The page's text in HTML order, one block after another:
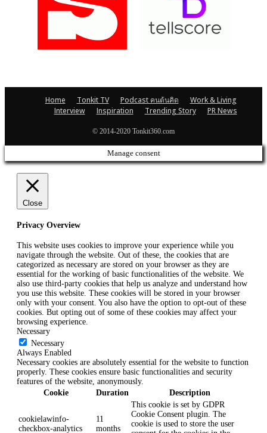
Home Tonkit TV Podcast คนต้นคิด
Work & Living
Interview
Inspiration Trending Story PR News
© 2014-2020 Tonkit360.com
Manage consent
Close
Privacy Overview
This website uses cookies to improve your experience while you
navigate through the website. Out of these, the cookies that are
categorized as necessary are stored on your browser as they are
essential for the working of basic functionalities of the website. We
also use third-party cookies that help us analyze and understand how
you use this website. These cookies will be stored in your browser
only with your consent. You also have the option to opt-out of these
cookies. But opting out of some of these cookies may affect your
browsing experience.
Necessary
Necessary
Always Enabled
Necessary cookies are absolutely essential for the website to function
properly. These cookies ensure basic functionalities and security
features of the website, anonymously.
Cookie
Duration Description
cookielawinfo-
checkbox-analytics
11
months
This cookie is set by GDPR
Cookie Consent plugin. The
cookie is used to store the user